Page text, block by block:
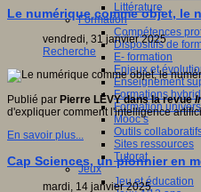
Littérature
Formation
Compétences
Dispositifs de
E- formation
Enjeux et
Enseignement
Formations
Formation
Mooc’s
Outils
Sites ressources
Tutorat
Jeux
Jeu et éducation
Le numérique comme objet, le
vendredi, 31 janvier 2025
Recherche
Publié par Pierre LÉVY dans la revue
d'expliquer comment l'intelligence
En savoir plus...
Cap Sciences, un pionnier en
mardi, 14 janvier 2025